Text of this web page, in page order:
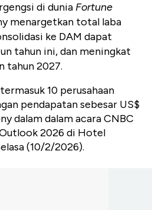
di dunia Fortune
menargetkan total laba
ke DAM dapat
tahun ini, dan meningkat
tahun 2027.
termasuk 10 perusahaan
pendapatan sebesar US$
dalam dalam acara CNBC
2026 di Hotel
(10/2/2026).